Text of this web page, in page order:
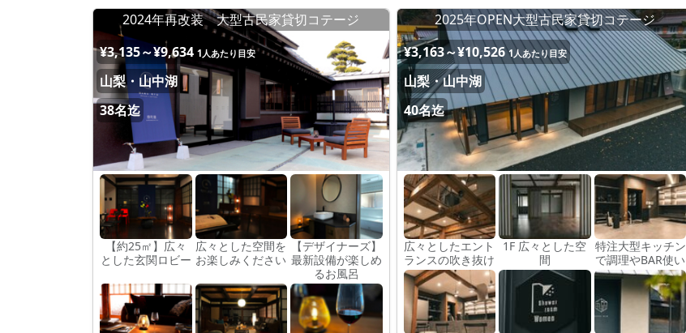
2024年再改装 大型古民家貸切コテージ
¥3,135～¥9,634 1人あたり目安
山梨・山中湖
38名迄
【約25㎡】広々
とした玄関ロビー
広々とした空間を
お楽しみください
【デザイナーズ】
最新設備が楽しめ
るお風呂
2025年OPEN大型古民家貸切コテージ
¥3,163～¥10,526 1人あたり目安
山梨・山中湖
40名迄
広々としたエント
ランスの吹き抜け
1F 広々とした空
間
特注大型キッチン
で調理やBAR使い